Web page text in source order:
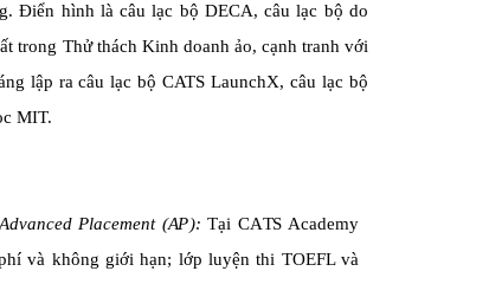
Điển hình là câu lạc bộ DECA, câu lạc bộ do
trong Thử thách Kinh doanh ảo, cạnh tranh với
lập ra câu lạc bộ CATS LaunchX, câu lạc bộ
MIT.
dvanced Placement (AP): Tại CATS Academy
và không giới hạn; lớpluyện thi TOEFL và